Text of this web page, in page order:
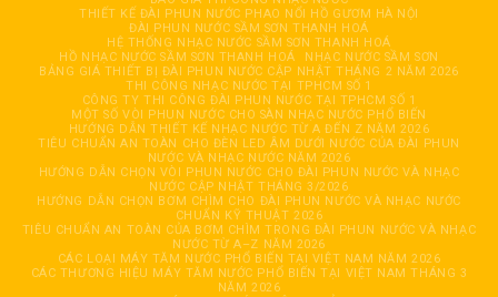
THIẾT KẾ ĐÀI PHUN NƯỚC PHAO NỔI HỒ GƯƠM HÀ NỘI
ĐÀI PHUN NƯỚC SẦM SƠN THANH HOÁ
HỆ THỐNG NHẠC NƯỚC SẦM SƠN THANH HOÁ
HỒ NHẠC NƯỚC SẦM SƠN THANH HOÁ
NHẠC NƯỚC SẦM SƠN
BẢNG GIÁ THIẾT BỊ ĐÀI PHUN NƯỚC CẬP NHẬT THÁNG 2 NĂM 2026
THI CÔNG NHẠC NƯỚC TẠI TPHCM SỐ 1
CÔNG TY THI CÔNG ĐÀI PHUN NƯỚC TẠI TPHCM SỐ 1
MỘT SỐ VÒI PHUN NƯỚC CHO SÀN NHẠC NƯỚC PHỔ BIẾN
HƯỚNG DẪN THIẾT KẾ NHẠC NƯỚC TỪ A ĐẾN Z NĂM 2026
TIÊU CHUẨN AN TOÀN CHO ĐÈN LED ÂM DƯỚI NƯỚC CỦA ĐÀI PHUN
NƯỚC VÀ NHẠC NƯỚC NĂM 2026
HƯỚNG DẪN CHỌN VÒI PHUN NƯỚC CHO ĐÀI PHUN NƯỚC VÀ NHẠC
NƯỚC CẬP NHẬT THÁNG 3/2026
HƯỚNG DẪN CHỌN BƠM CHÌM CHO ĐÀI PHUN NƯỚC VÀ NHẠC NƯỚC
CHUẨN KỸ THUẬT 2026
TIÊU CHUẨN AN TOÀN CỦA BƠM CHÌM TRONG ĐÀI PHUN NƯỚC VÀ NHẠC
NƯỚC TỪ A–Z NĂM 2026
CÁC LOẠI MÁY TĂM NƯỚC PHỔ BIẾN TẠI VIỆT NAM NĂM 2026
CÁC THƯƠNG HIỆU MÁY TĂM NƯỚC PHỔ BIẾN TẠI VIỆT NAM THÁNG 3
NĂM 2026